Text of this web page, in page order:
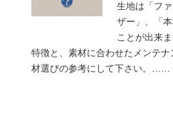
生地は「フ
ザー」、「
ことが出来
特徴と、素材に合わせたメンテ
材選びの参考にして下さい。……